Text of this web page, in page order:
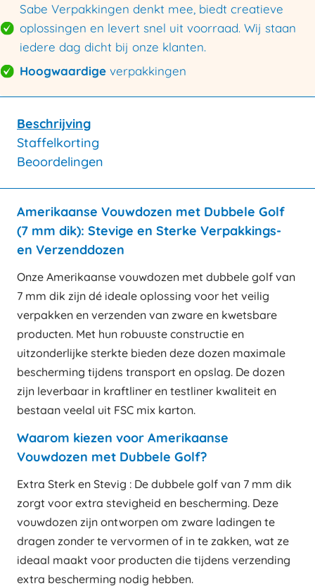
Sabe Verpakkingen denkt mee, biedt creatieve
oplossingen en levert snel uit voorraad. Wij staan
iedere dag dicht bij onze klanten.
Hoogwaardige verpakkingen
Beschrijving
Staffelkorting
Beoordelingen
Amerikaanse Vouwdozen met Dubbele Golf
(7 mm dik): Stevige en Sterke Verpakkings-
en Verzenddozen
Onze Amerikaanse vouwdozen met dubbele golf van
7 mm dik zijn dé ideale oplossing voor het veilig
verpakken en verzenden van zware en kwetsbare
producten. Met hun robuuste constructie en
uitzonderlijke sterkte bieden deze dozen maximale
bescherming tijdens transport en opslag. De dozen
zijn leverbaar in kraftliner en testliner kwaliteit en
bestaan veelal uit FSC mix karton.
Waarom kiezen voor Amerikaanse
Vouwdozen met Dubbele Golf?
Extra Sterk en Stevig : De dubbele golf van 7 mm dik
zorgt voor extra stevigheid en bescherming. Deze
vouwdozen zijn ontworpen om zware ladingen te
dragen zonder te vervormen of in te zakken, wat ze
ideaal maakt voor producten die tijdens verzending
extra bescherming nodig hebben.